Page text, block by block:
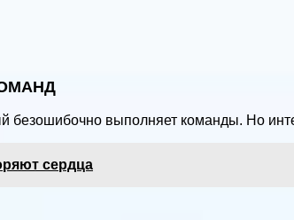
безошибочно выполняет команды. Но
сердца